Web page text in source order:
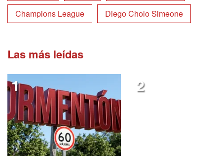
Champions League
Diego Cholo Simeone
Las más leídas